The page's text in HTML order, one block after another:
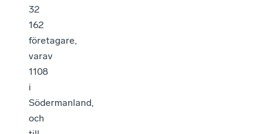
32
162
företagare,
varav
1108
i
Södermanland,
och